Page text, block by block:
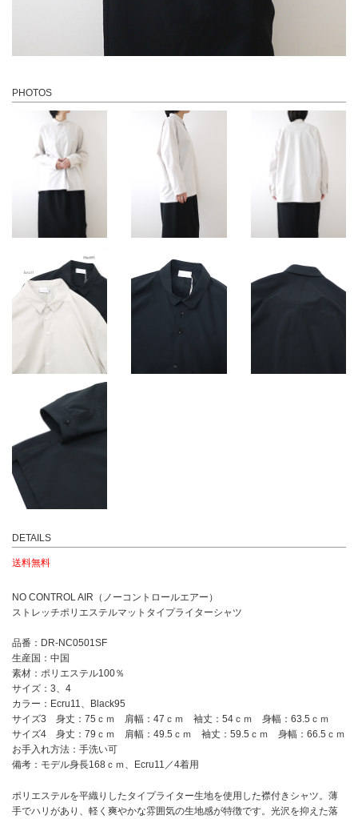
PHOTOS
DETAILS
送料無料
NO CONTROL AIR（ノーコントロールエアー）
ストレッチポリエステルマットタイプライターシャツ
品番：DR-NC0501SF
生産国：中国
素材：ポリエステル100％
サイズ：3、4
カラー：Ecru11、Black95
サイズ3 身丈：75ｃｍ 肩幅：47ｃｍ 袖丈：54ｃｍ 身幅：63.5ｃｍ
サイズ4 身丈：79ｃｍ 肩幅：49.5ｃｍ 袖丈：59.5ｃｍ 身幅：66.5ｃｍ
お手入れ方法：手洗い可
備考：モデル身長168ｃｍ、Ecru11／4着用
ポリエステルを平織りしたタイプライター生地を使用した襟付きシャツ。薄
手でハリがあり、軽く爽やかな雰囲気の生地感が特徴です。光沢を抑えた落